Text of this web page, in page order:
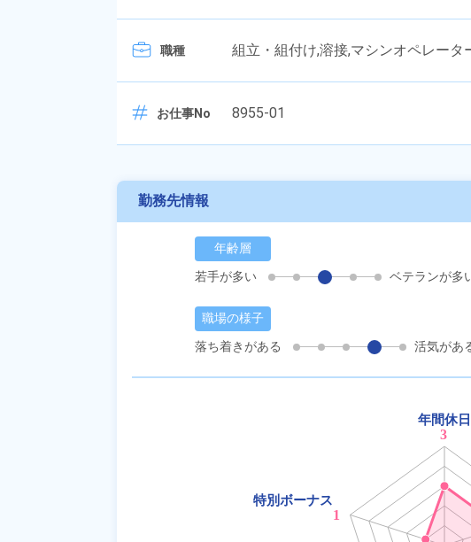
職種 組立・組付け,溶接,マシンオペレータ
お仕事No 8955-01
勤務先情報
年齢層
若手が多い
ベテランが多
職場の様子
落ち着きがある
活気があ